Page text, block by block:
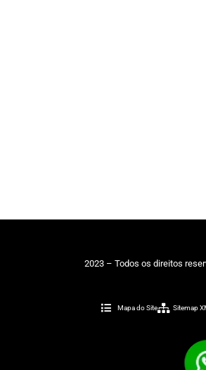
2023 – Todos os direitos
Mapa do Site Sitemap